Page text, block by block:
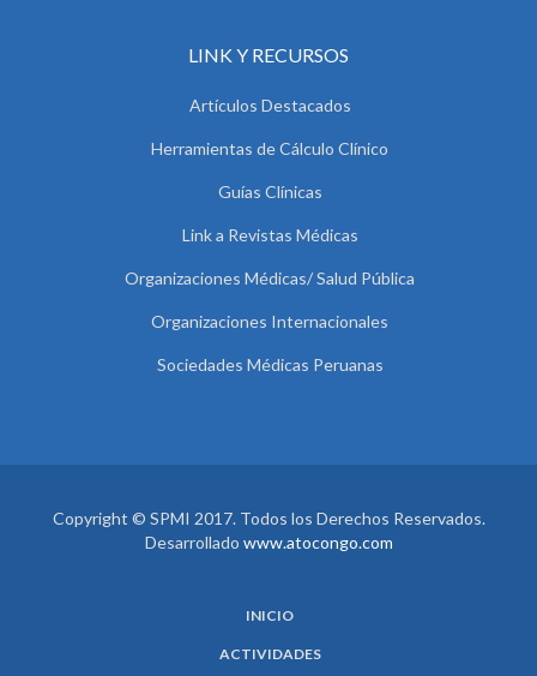
LINK Y RECURSOS
Artículos Destacados
Herramientas de Cálculo Clínico
Guías Clínicas
Link a Revistas Médicas
Organizaciones Médicas/ Salud Pública
Organizaciones Internacionales
Sociedades Médicas Peruanas
Copyright © SPMI 2017. Todos los Derechos Reservados.
Desarrollado www.atocongo.com
INICIO
ACTIVIDADES